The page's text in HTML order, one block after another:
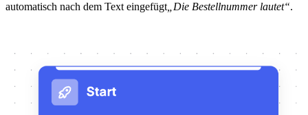
automatisch nach dem Text eingefügt „Die Bestellnummer lautet“.